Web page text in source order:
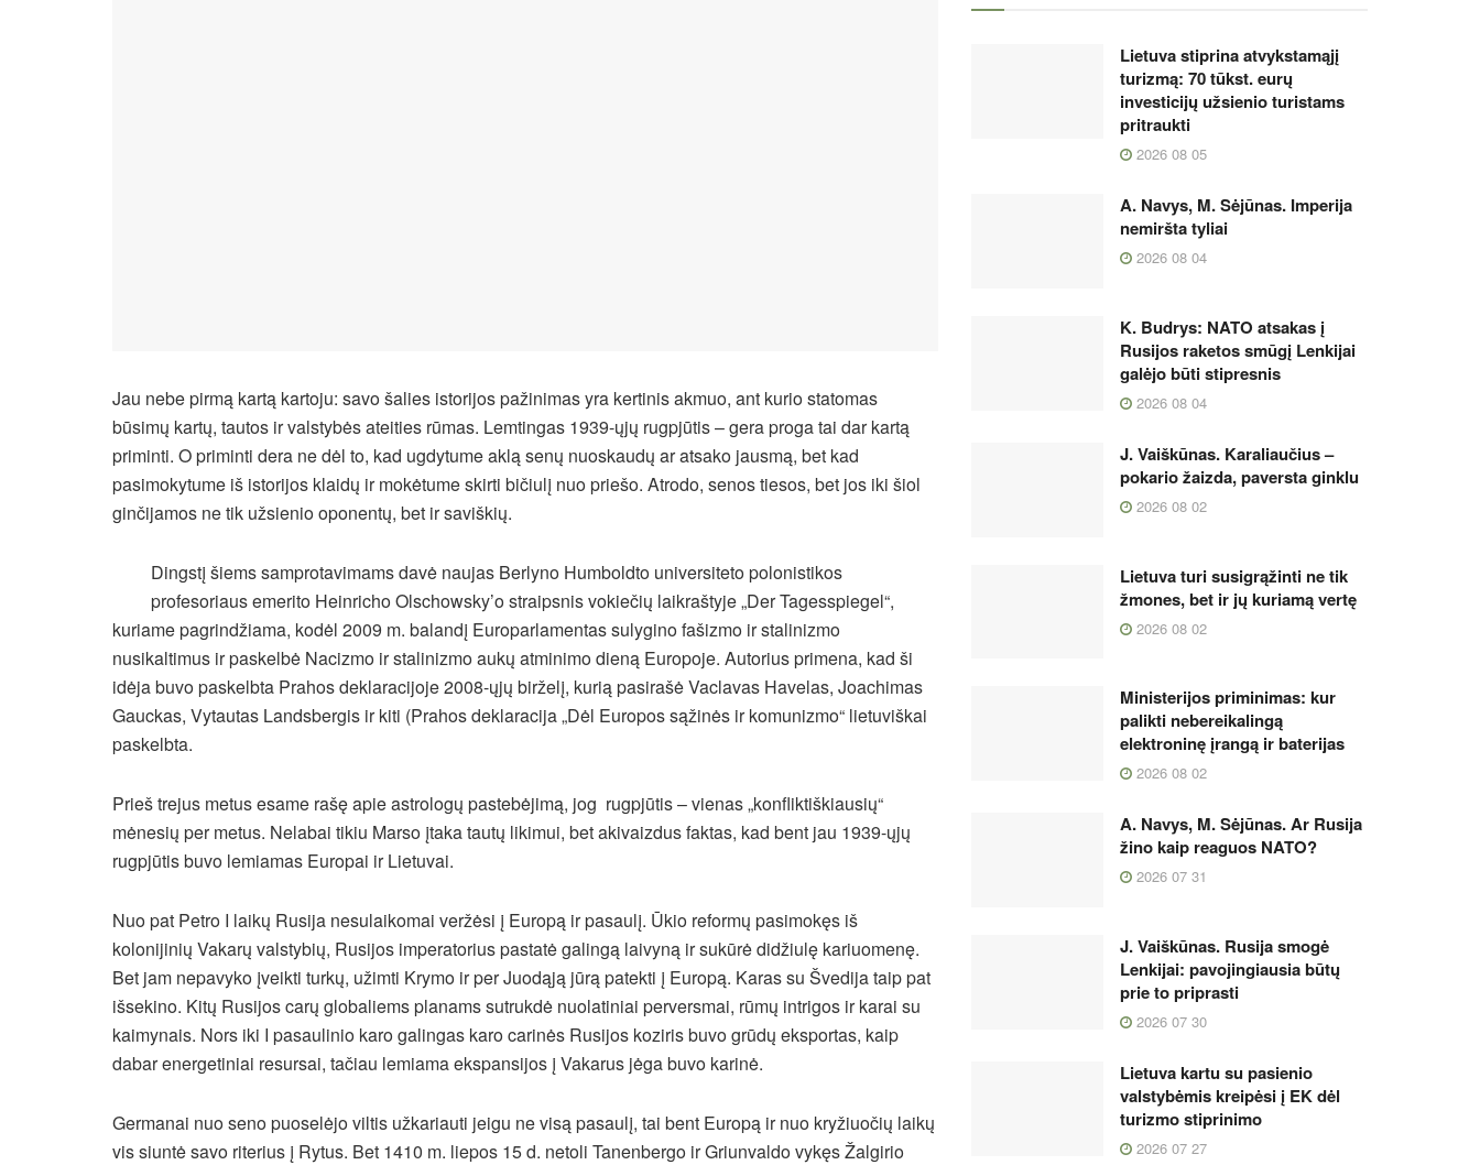
Jau nebe pirmą kartą kartoju: savo šalies istorijos pažinimas yra kertinis akmuo, ant kurio statomas
būsimų kartų, tautos ir valstybės ateities rūmas. Lemtingas 1939-ųjų rugpjūtis – gera proga tai dar kartą
priminti. O priminti dera ne dėl to, kad ugdytume aklą senų nuoskaudų ar atsako jausmą, bet kad
pasimokytume iš istorijos klaidų ir mokėtume skirti bičiulį nuo priešo. Atrodo, senos tiesos, bet jos iki šiol
ginčijamos ne tik užsienio oponentų, bet ir saviškių.
Dingstį šiems samprotavimams davė naujas Berlyno Humboldto universiteto polonistikos
profesoriaus emerito Heinricho Olschowsky’o straipsnis vokiečių laikraštyje „Der Tagesspiegel“,
kuriame pagrindžiama, kodėl 2009 m. balandį Europarlamentas sulygino fašizmo ir stalinizmo
nusikaltimus ir paskelbė Nacizmo ir stalinizmo aukų atminimo dieną Europoje. Autorius primena, kad ši
idėja buvo paskelbta Prahos deklaracijoje 2008-ųjų birželį, kurią pasirašė Vaclavas Havelas, Joachimas
Gauckas, Vytautas Landsbergis ir kiti (Prahos deklaracija „Dėl Europos sąžinės ir komunizmo“ lietuviškai
paskelbta.
Prieš trejus metus esame rašę apie astrologų pastebėjimą, jog rugpjūtis – vienas „konfliktiškiausių“
mėnesių per metus. Nelabai tikiu Marso įtaka tautų likimui, bet akivaizdus faktas, kad bent jau 1939-ųjų
rugpjūtis buvo lemiamas Europai ir Lietuvai.
Nuo pat Petro I laikų Rusija nesulaikomai veržėsi į Europą ir pasaulį. Ūkio reformų pasimokęs iš
kolonijinių Vakarų valstybių, Rusijos imperatorius pastatė galingą laivyną ir sukūrė didžiulę kariuomenę.
Bet jam nepavyko įveikti turkų, užimti Krymo ir per Juodąją jūrą patekti į Europą. Karas su Švedija taip pat
išsekino. Kitų Rusijos carų globaliems planams sutrukdė nuolatiniai perversmai, rūmų intrigos ir karai su
kaimynais. Nors iki I pasaulinio karo galingas karo carinės Rusijos koziris buvo grūdų eksportas, kaip
dabar energetiniai resursai, tačiau lemiama ekspansijos į Vakarus jėga buvo karinė.
Germanai nuo seno puoselėjo viltis užkariauti jeigu ne visą pasaulį, tai bent Europą ir nuo kryžiuočių laikų
vis siuntė savo riterius į Rytus. Bet 1410 m. liepos 15 d. netoli Tanenbergo ir Griunvaldo vykęs Žalgirio
Lietuva stiprina atvykstamąjį
turizmą: 70 tūkst. eurų
investicijų užsienio turistams
pritraukti
2026 08 05
A. Navys, M. Sėjūnas. Imperija
nemiršta tyliai
2026 08 04
K. Budrys: NATO atsakas į
Rusijos raketos smūgį Lenkijai
galėjo būti stipresnis
2026 08 04
J. Vaiškūnas. Karaliaučius –
pokario žaizda, paversta ginklu
2026 08 02
Lietuva turi susigrąžinti ne tik
žmones, bet ir jų kuriamą vertę
2026 08 02
Ministerijos priminimas: kur
palikti nebereikalingą
elektroninę įrangą ir baterijas
2026 08 02
A. Navys, M. Sėjūnas. Ar Rusija
žino kaip reaguos NATO?
2026 07 31
J. Vaiškūnas. Rusija smogė
Lenkijai: pavojingiausia būtų
prie to priprasti
2026 07 30
Lietuva kartu su pasienio
valstybėmis kreipėsi į EK dėl
turizmo stiprinimo
2026 07 27